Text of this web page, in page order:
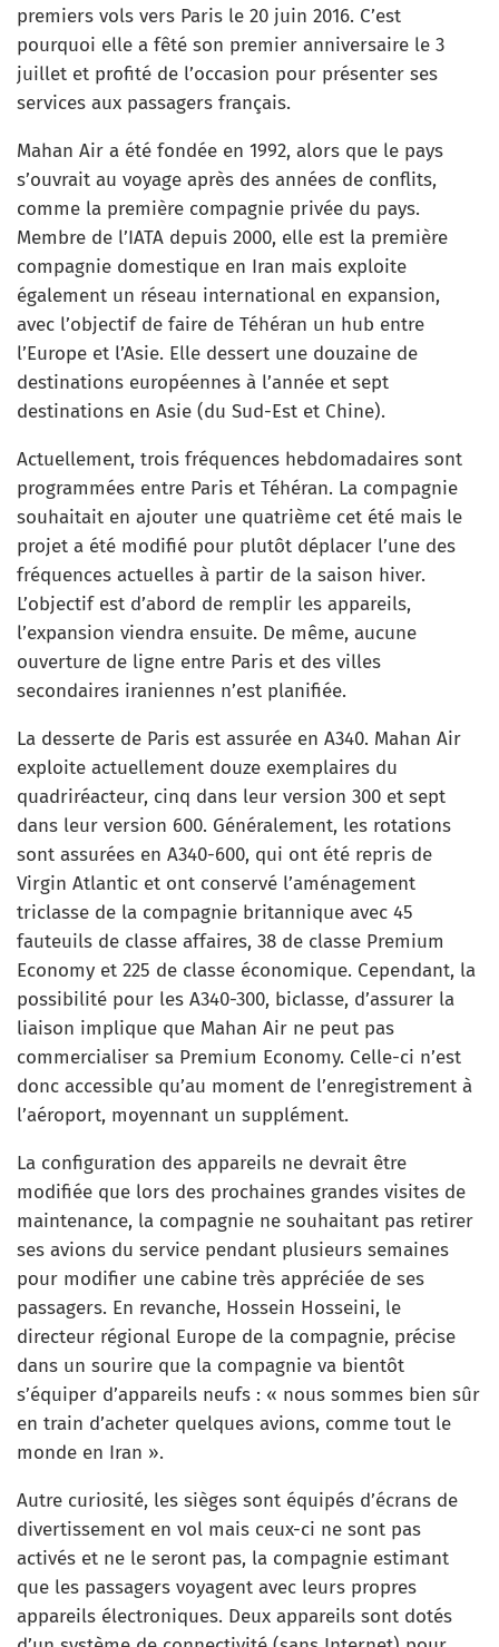
premiers vols vers Paris le 20 juin 2016. C’est
pourquoi elle a fêté son premier anniversaire le 3
juillet et profité de l’occasion pour présenter ses
services aux passagers français.
Mahan Air a été fondée en 1992, alors que le pays
s’ouvrait au voyage après des années de conflits,
comme la première compagnie privée du pays.
Membre de l’IATA depuis 2000, elle est la première
compagnie domestique en Iran mais exploite
également un réseau international en expansion,
avec l’objectif de faire de Téhéran un hub entre
l’Europe et l’Asie. Elle dessert une douzaine de
destinations européennes à l’année et sept
destinations en Asie (du Sud-Est et Chine).
Actuellement, trois fréquences hebdomadaires sont
programmées entre Paris et Téhéran. La compagnie
souhaitait en ajouter une quatrième cet été mais le
projet a été modifié pour plutôt déplacer l’une des
fréquences actuelles à partir de la saison hiver.
L’objectif est d’abord de remplir les appareils,
l’expansion viendra ensuite. De même, aucune
ouverture de ligne entre Paris et des villes
secondaires iraniennes n’est planifiée.
La desserte de Paris est assurée en A340. Mahan Air
exploite actuellement douze exemplaires du
quadriréacteur, cinq dans leur version 300 et sept
dans leur version 600. Généralement, les rotations
sont assurées en A340-600, qui ont été repris de
Virgin Atlantic et ont conservé l’aménagement
triclasse de la compagnie britannique avec 45
fauteuils de classe affaires, 38 de classe Premium
Economy et 225 de classe économique. Cependant, la
possibilité pour les A340-300, biclasse, d’assurer la
liaison implique que Mahan Air ne peut pas
commercialiser sa Premium Economy. Celle-ci n’est
donc accessible qu’au moment de l’enregistrement à
l’aéroport, moyennant un supplément.
La configuration des appareils ne devrait être
modifiée que lors des prochaines grandes visites de
maintenance, la compagnie ne souhaitant pas retirer
ses avions du service pendant plusieurs semaines
pour modifier une cabine très appréciée de ses
passagers. En revanche, Hossein Hosseini, le
directeur régional Europe de la compagnie, précise
dans un sourire que la compagnie va bientôt
s’équiper d’appareils neufs : « nous sommes bien sûr
en train d’acheter quelques avions, comme tout le
monde en Iran ».
Autre curiosité, les sièges sont équipés d’écrans de
divertissement en vol mais ceux-ci ne sont pas
activés et ne le seront pas, la compagnie estimant
que les passagers voyagent avec leurs propres
appareils électroniques. Deux appareils sont dotés